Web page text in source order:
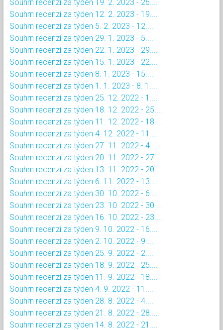
Souhrn recenzí za týden 19. 2. 2023 - 26....
Souhrn recenzí za týden 12. 2. 2023 - 19....
Souhrn recenzí za týden 5. 2. 2023 - 12....
Souhrn recenzí za týden 29. 1. 2023 - 5....
Souhrn recenzí za týden 22. 1. 2023 - 29....
Souhrn recenzí za týden 15. 1. 2023 - 22....
Souhrn recenzí za týden 8. 1. 2023 - 15....
Souhrn recenzí za týden 1. 1. 2023 - 8. 1....
Souhrn recenzí za týden 25. 12. 2022 - 1....
Souhrn recenzí za týden 18. 12. 2022 - 25....
Souhrn recenzí za týden 11. 12. 2022 - 18....
Souhrn recenzí za týden 4. 12. 2022 - 11....
Souhrn recenzí za týden 27. 11. 2022 - 4....
Souhrn recenzí za týden 20. 11. 2022 - 27....
Souhrn recenzí za týden 13. 11. 2022 - 20....
Souhrn recenzí za týden 6. 11. 2022 - 13....
Souhrn recenzí za týden 30. 10. 2022 - 6....
Souhrn recenzí za týden 23. 10. 2022 - 30....
Souhrn recenzí za týden 16. 10. 2022 - 23....
Souhrn recenzí za týden 9. 10. 2022 - 16....
Souhrn recenzí za týden 2. 10. 2022 - 9....
Souhrn recenzí za týden 25. 9. 2022 - 2....
Souhrn recenzí za týden 18. 9. 2022 - 25....
Souhrn recenzí za týden 11. 9. 2022 - 18....
Souhrn recenzí za týden 4. 9. 2022 - 11....
Souhrn recenzí za týden 28. 8. 2022 - 4....
Souhrn recenzí za týden 21. 8. 2022 - 28....
Souhrn recenzí za týden 14. 8. 2022 - 21....